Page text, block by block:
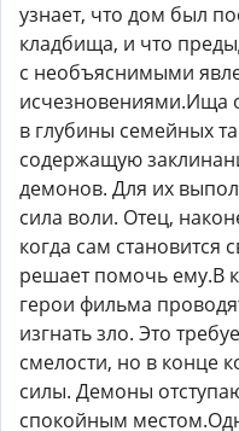
узнает, что дом был
кладбища, и что
с необъяснимыми
исчезновениями.Ища
в глубины семейных
содержащую
демонов. Для их
сила воли. Отец,
когда сам становится
решает помочь ему.В
герои фильма
изгнать зло. Это
смелости, но в конце
силы. Демоны
спокойным